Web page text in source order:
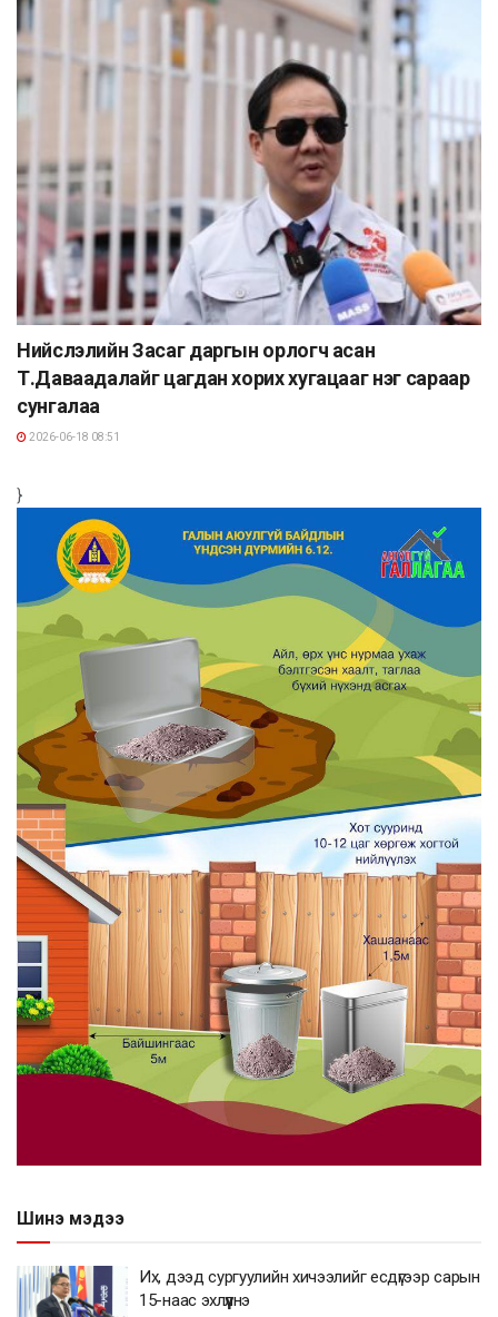
Нийслэлийн Засаг даргын орлогч асан
Т.Даваадалайг цагдан хорих хугацааг нэг сараар
сунгалаа
2026-06-18 08:51
}
Шинэ мэдээ
Их, дээд сургуулийн хичээлийг есдүгээр сарын
15-наас эхлүүлнэ